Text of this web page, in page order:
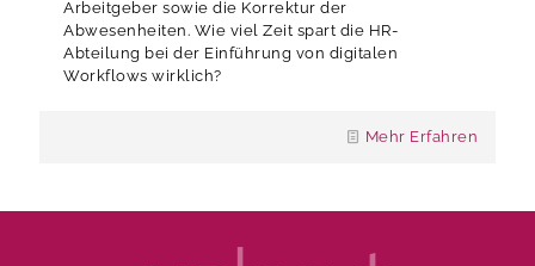
Arbeitgeber sowie die Korrektur der
Abwesenheiten. Wie viel Zeit spart die HR-
Abteilung bei der Einführung von digitalen
Workflows wirklich?
Mehr Erfahren